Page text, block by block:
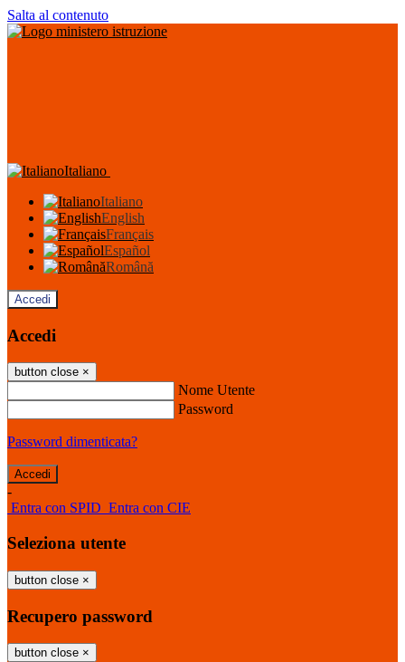
Salta al contenuto
Italiano
Italiano
English
Français
Español
Română
Accedi
Accedi
button close ×
Nome Utente
Password
Password dimenticata?
-
Entra con SPID Entra con CIE
Seleziona utente
button close ×
Recupero password
button close ×